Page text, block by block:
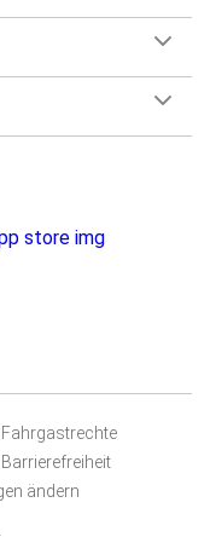
Fahrgastrechte
ändern